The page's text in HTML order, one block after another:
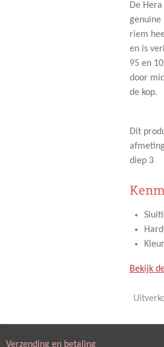
De
genuine
riem
en is
95 en
door
de kop.
Dit
diep 3
Bekijk
Verzending en betaling